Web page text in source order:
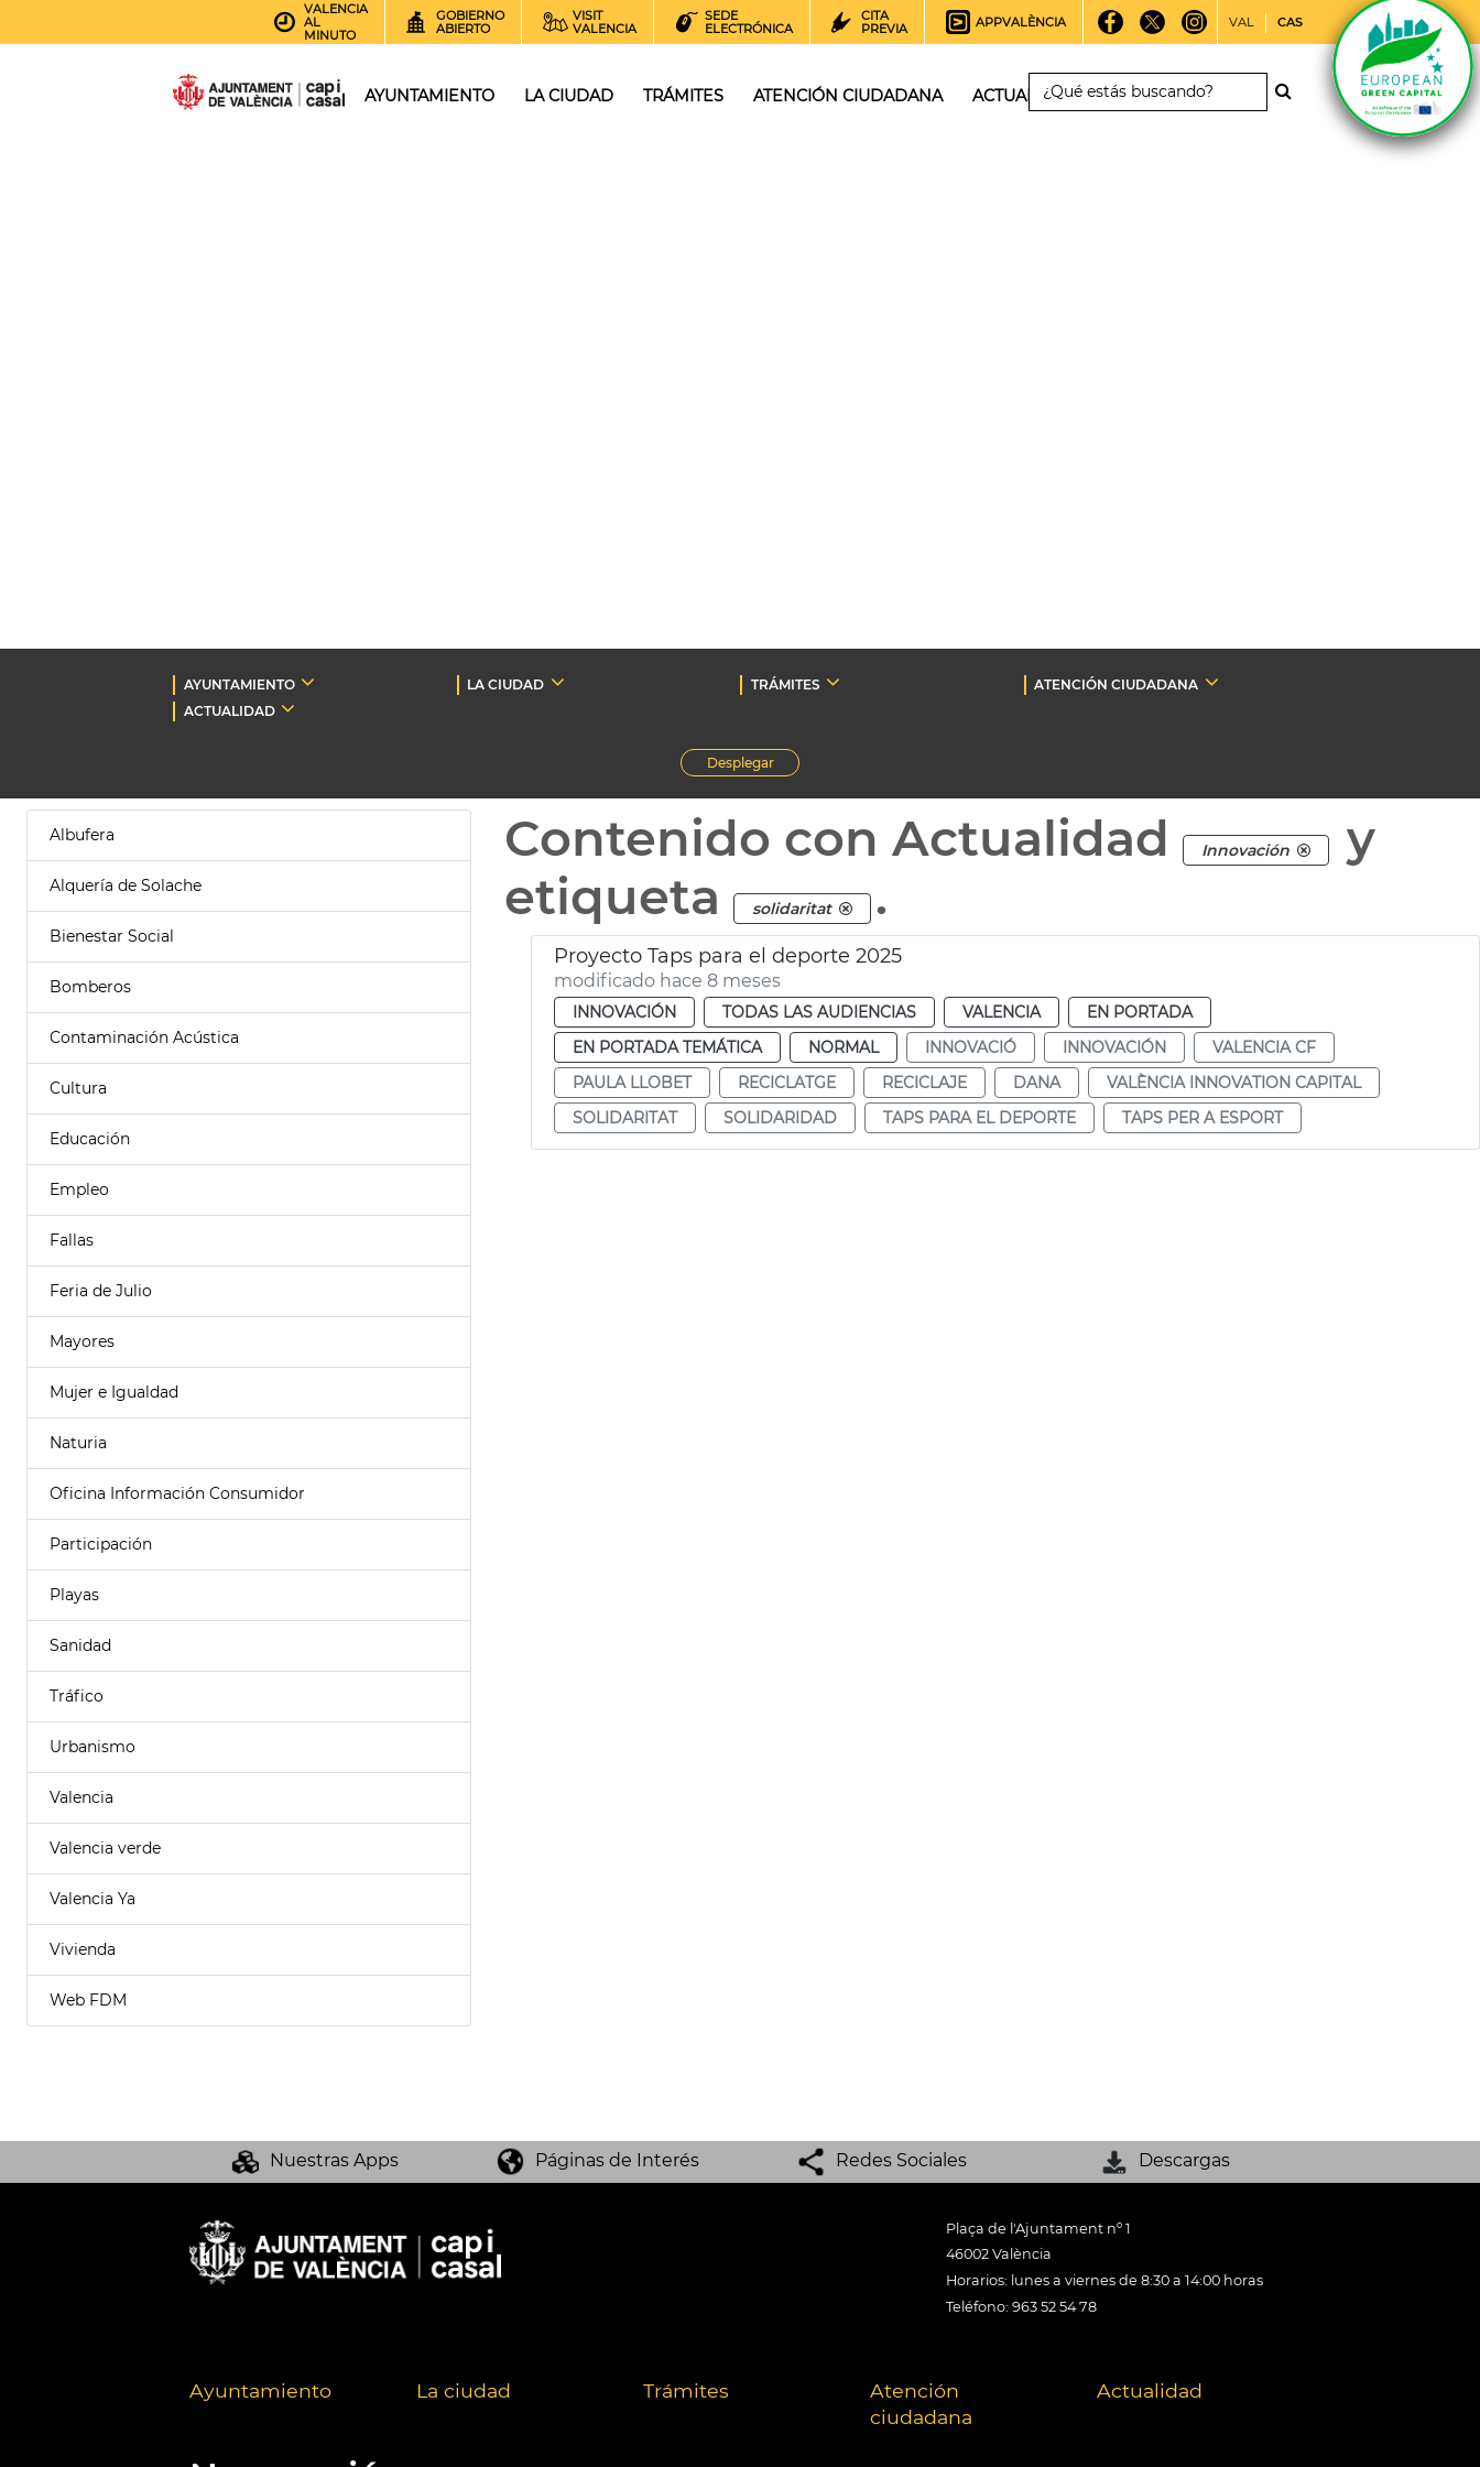
VALENCIA
AL
MINUTO
GOBIERNO
ABIERTO
VISIT
VALENCIA
SEDE
ELECTRÓNICA
CITA
PREVIA
APPVALÈNCIA VAL CAS
AYUNTAMIENTO LA CIUDAD TRÁMITES ATENCIÓN CIUDADANA ACTUALIDAD
AYUNTAMIENTO LA CIUDAD TRÁMITES
ATENCIÓN CIUDADANA
ACTUALIDAD
Desplegar
Albufera
Alquería de Solache
Bienestar Social
Bomberos
Contaminación Acústica
Cultura
Educación
Empleo
Fallas
Feria de Julio
Mayores
Mujer e Igualdad
Naturia
Oficina Información Consumidor
Participación
Playas
Sanidad
Tráfico
Urbanismo
Valencia
Valencia verde
Valencia Ya
Vivienda
Web FDM
Contenido con Actualidad Innovación
y
etiqueta
solidaritat .
Proyecto Taps para el deporte 2025
modificado hace 8 meses
INNOVACIÓN TODAS LAS AUDIENCIAS VALENCIA
EN PORTADA
EN PORTADA TEMÁTICA
NORMAL INNOVACIÓ INNOVACIÓN
VALENCIA CF
PAULA LLOBET
RECICLATGE RECICLAJE DANA
VALÈNCIA INNOVATION CAPITAL
SOLIDARITAT
SOLIDARIDAD TAPS PARA EL DEPORTE TAPS PER A ESPORT
Nuestras Apps Páginas de Interés Redes Sociales Descargas
Plaça de l'Ajuntament nº 1
46002 València
Horarios: lunes a viernes de 8:30 a 14:00 horas
Teléfono: 963 52 54 78
Ayuntamiento La ciudad Trámites
Atención
ciudadana
Actualidad